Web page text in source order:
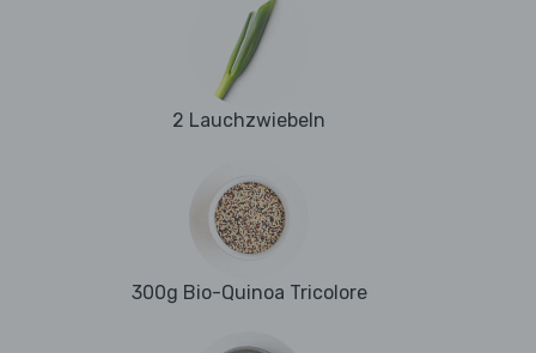
2 Lauchzwiebeln
300g Bio-Quinoa Tricolore